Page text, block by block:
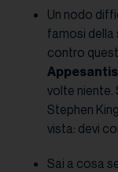
Un nodo
famosi della
contro
volte niente.
Stephen
vista: devi
Sai a cosa